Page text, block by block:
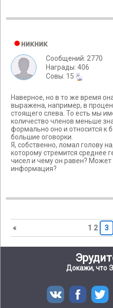
никник
Сообщений: 2770
Награды: 406
Cовы: 15
Наверное, но в то же время
выражена, например, в
стоящего слева. То есть мы
количество членов меньше
формально оно и относится к
большие оговорки.
Я, собственно, ломал голову
которому стремится среднее
чисел и чему он равен?
информация?
« 1 2 3
Докажи, что